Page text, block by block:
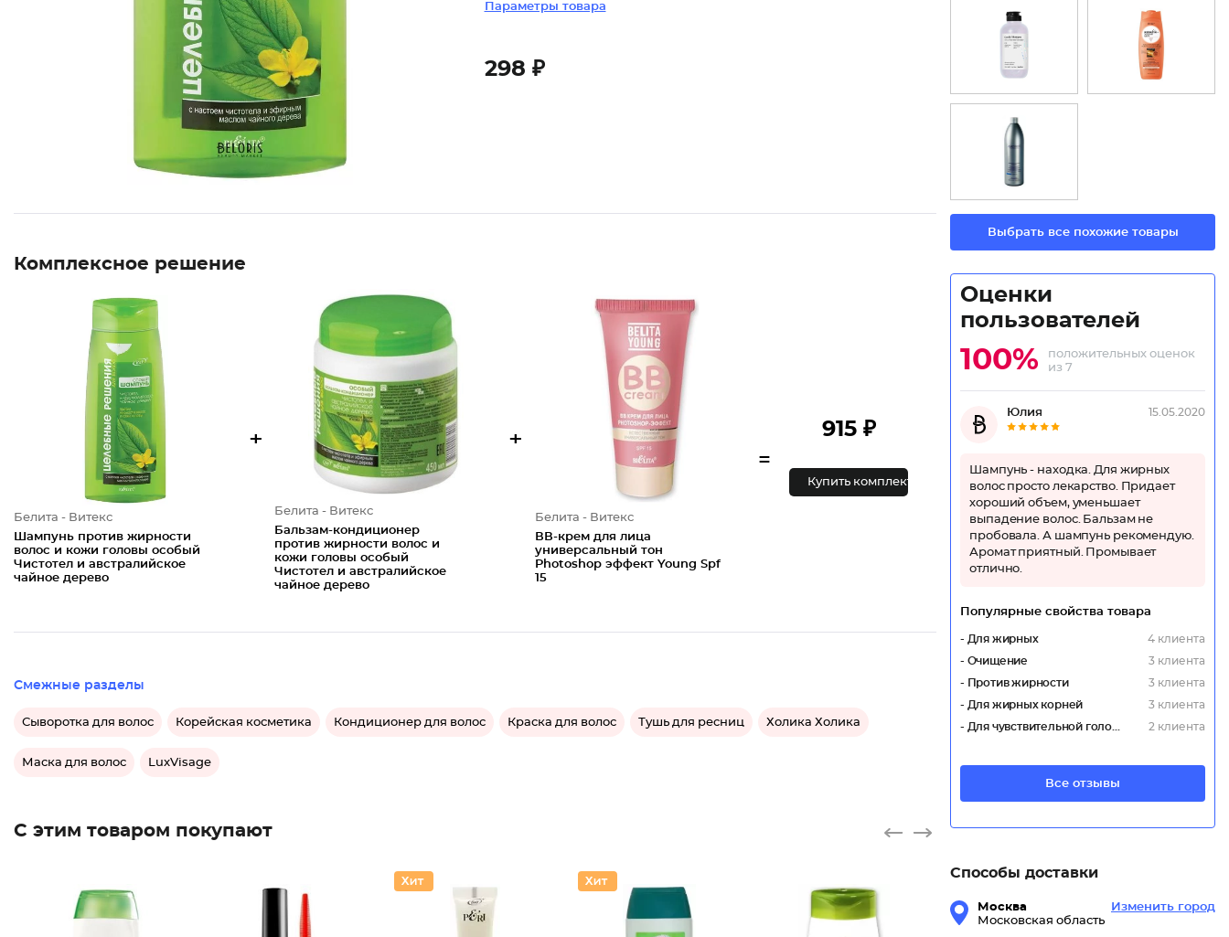
Параметры товара
298 ₽
Комплексное решение
Белита - Витекс
Шампунь против жирности
волос и кожи головы особый
Чистотел и австралийское
чайное дерево
+
Белита - Витекс
Бальзам-кондиционер
против жирности волос и
кожи головы особый
Чистотел и австралийское
чайное дерево
+
Белита - Витекс
ВВ-крем для лица
универсальный тон
Photoshop эффект Young Spf
15
=
915 ₽
Купить комплект
Смежные разделы
Сыворотка для волос Корейская косметика Кондиционер для волос Краска для волос Тушь для ресниц Холика Холика
Маска для волос LuxVisage
С этим товаром покупают
Выбрать все похожие товары
Оценки
пользователей
100%
положительных оценок
из 7
Юлия 15.05.2020
Шампунь - находка. Для жирных
волос просто лекарство. Придает
хороший объем, уменьшает
выпадение волос. Бальзам не
пробовала. А шампунь рекомендую.
Аромат приятный. Промывает
отлично.
Популярные свойства товара
- Для жирных
4 клиента
- Очищение
3 клиента
- Против жирности
3 клиента
- Для жирных корней
3 клиента
2 клиента
Все отзывы
Способы доставки
Москва
Московская область
Изменить город